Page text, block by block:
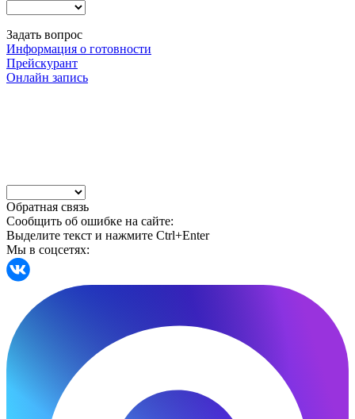
Задать вопрос
Информация о готовности
Прейскурант
Онлайн запись
Обратная связь
Сообщить об ошибке на сайте:
Выделите текст и нажмите Ctrl+Enter
Мы в соцсетях: